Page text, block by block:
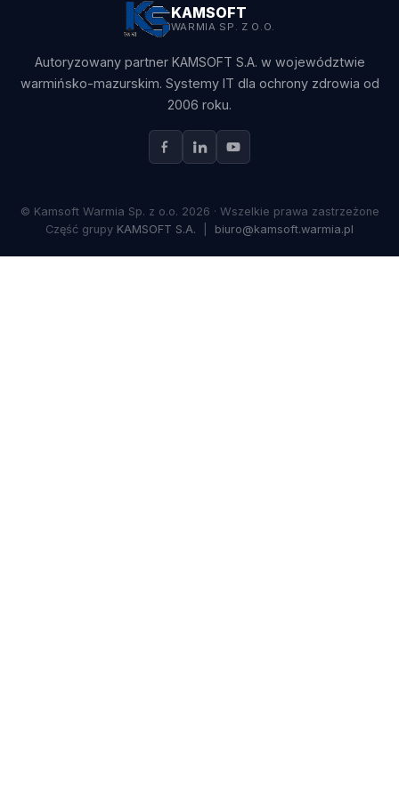
KAMSOFT
WARMIA SP. Z O.O.
Autoryzowany partner KAMSOFT S.A. w województwie
warmińsko-mazurskim. Systemy IT dla ochrony zdrowia od
2006 roku.
© Kamsoft Warmia Sp. z o.o. 2026 · Wszelkie prawa zastrzeżone
Część grupy KAMSOFT S.A. biuro@kamsoft.warmia.pl